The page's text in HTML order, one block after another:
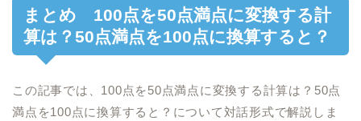
まとめ 100点を50点満点に変換する計
算は？ 50点満点を100点に換算すると？
この記事では、 100点を50点満点に変換する計算は？ 50点
満点を100点に換算すると？について対話形式で解説しま